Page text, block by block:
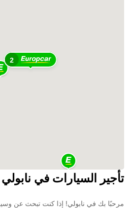
2
تأجير السيارات في نابولي
مرحبًا بك في نابولي! إذا كنت تبحث عن